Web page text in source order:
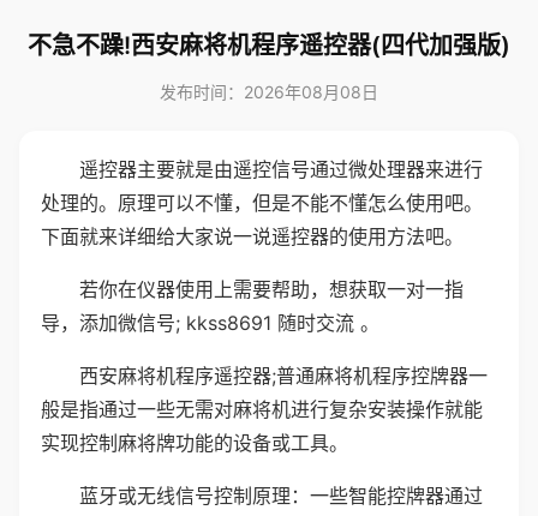
不急不躁!西安麻将机程序遥控器(四代加强版)
发布时间：2026年08月08日
遥控器主要就是由遥控信号通过微处理器来进行
处理的。原理可以不懂，但是不能不懂怎么使用吧。
下面就来详细给大家说一说遥控器的使用方法吧。
若你在仪器使用上需要帮助，想获取一对一指
导，添加微信号; kkss8691 随时交流 。
西安麻将机程序遥控器;普通麻将机程序控牌器一
般是指通过一些无需对麻将机进行复杂安装操作就能
实现控制麻将牌功能的设备或工具。
蓝牙或无线信号控制原理：一些智能控牌器通过